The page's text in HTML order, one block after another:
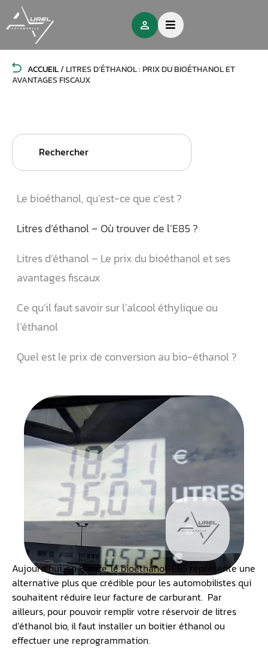
ACCUEIL/LITRES D’ÉTHANOL : PRIX DU BIOÉTHANOL ET
AVANTAGES FISCAUX
Search
Le bioéthanol, qu’est-ce que c’est ?
Litres d’éthanol – Où trouver de l’E85 ?
Litres d’éthanol – Le prix du bioéthanol et ses
avantages fiscaux
Ce qu’il faut savoir sur l’alcool éthylique ou
l’éthanol
Quel est le prix de conversion au bio-éthanol ?
Aujourd’hui, en France, le bioéthanol-E85 représente une
alternative plus que crédible pour les automobilistes qui
souhaitent réduire leur facture de carburant. Par
ailleurs, pour pouvoir remplir votre réservoir de litres
d’éthanol bio, il faut installer un boitier éthanol ou
effectuer une reprogrammation.